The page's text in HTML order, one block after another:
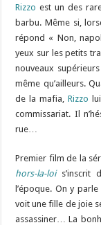
Rizzo est un des
barbu. Même si,
répond « Non,
yeux sur les petits
nouveaux
même qu’ailleurs.
de la mafia, Rizzo
commissariat. Il
rue…
Premier film de la
hors-la-lois’inscrit
l’époque. On y
voit une fille de joie
assassiner… La